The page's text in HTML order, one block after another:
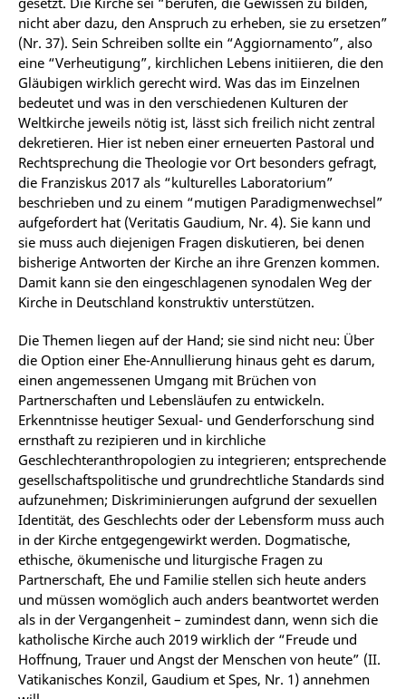
nicht aber dazu, den Anspruch zu erheben, sie zu ersetzen”
(Nr. 37). Sein Schreiben sollte ein “Aggiornamento”, also
eine “Verheutigung”, kirchlichen Lebens initiieren, die den
Gläubigen wirklich gerecht wird. Was das im Einzelnen
bedeutet und was in den verschiedenen Kulturen der
Weltkirche jeweils nötig ist, lässt sich freilich nicht zentral
dekretieren. Hier ist neben einer erneuerten Pastoral und
Rechtsprechung die Theologie vor Ort besonders gefragt,
die Franziskus 2017 als “kulturelles Laboratorium”
beschrieben und zu einem “mutigen Paradigmenwechsel”
aufgefordert hat (Veritatis Gaudium, Nr. 4). Sie kann und
sie muss auch diejenigen Fragen diskutieren, bei denen
bisherige Antworten der Kirche an ihre Grenzen kommen.
Damit kann sie den eingeschlagenen synodalen Weg der
Kirche in Deutschland konstruktiv unterstützen.
Die Themen liegen auf der Hand; sie sind nicht neu: Über
die Option einer Ehe-Annullierung hinaus geht es darum,
einen angemessenen Umgang mit Brüchen von
Partnerschaften und Lebensläufen zu entwickeln.
Erkenntnisse heutiger Sexual- und Genderforschung sind
ernsthaft zu rezipieren und in kirchliche
Geschlechteranthropologien zu integrieren; entsprechende
gesellschaftspolitische und grundrechtliche Standards sind
aufzunehmen; Diskriminierungen aufgrund der sexuellen
Identität, des Geschlechts oder der Lebensform muss auch
in der Kirche entgegengewirkt werden. Dogmatische,
ethische, ökumenische und liturgische Fragen zu
Partnerschaft, Ehe und Familie stellen sich heute anders
und müssen womöglich auch anders beantwortet werden
als in der Vergangenheit – zumindest dann, wenn sich die
katholische Kirche auch 2019 wirklich der “Freude und
Hoffnung, Trauer und Angst der Menschen von heute” (II.
Vatikanisches Konzil, Gaudium et Spes, Nr. 1) annehmen